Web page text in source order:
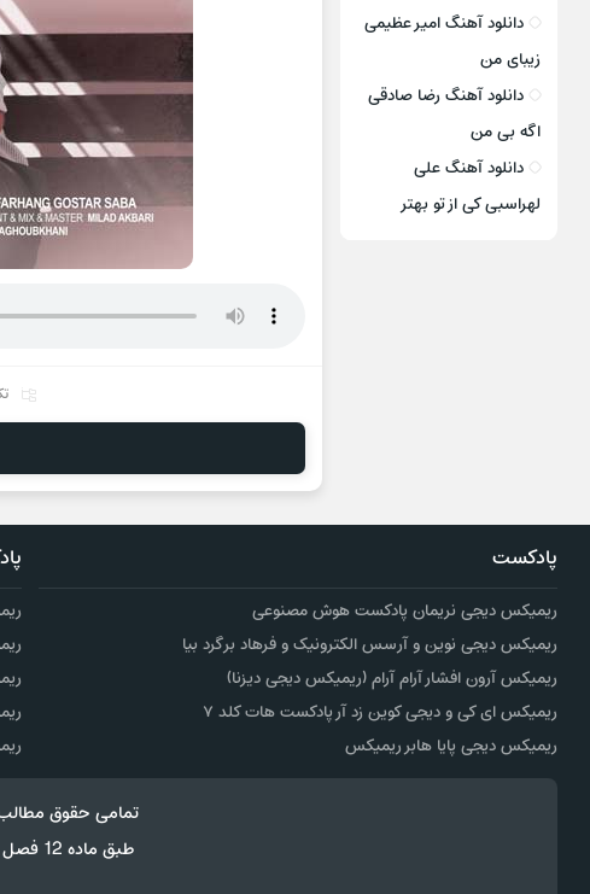
دانلود آهنگ امیر عظیمی
زیبای من
دانلود آهنگ رضا صادقی
اگه بی من
دانلود آهنگ علی
لهراسبی کی از تو ‌بهتر
پادکست
ریمیکس دیجی نریمان پادکست هوش مصنوعی
ریمیکس دیجی نوین و آرسس الکترونیک و فرهاد برگرد بیا
ریمیکس آرون افشار آرام آرام (ریمیکس دیجی دیزنا)
ریمیکس ای کی و دیجی کوین زد آر پادکست هات کلد ۷
ریمیکس دیجی پایا هابر ریمیکس
تمامی حقوق
طبق ماده 12 فصل سوم قانون جرائم رایانه ای کپی برداری از قالب و محتوا پیگرد قانونی خواهد داشت.